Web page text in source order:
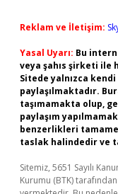
Reklam ve İletişim:
Yasal Uyarı: Bu
veya şahıs şirketi ile
Sitede yalnızca kendi
paylaşılmaktadır.
taşımamakta olup,
paylaşım
benzerlikleri
taslak halindedir ve
Sitemiz, 5651 Sayılı
Kurumu (BTK)